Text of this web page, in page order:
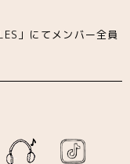
」にてメンバー全員